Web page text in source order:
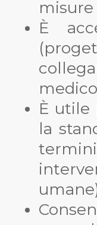
È
È utile
la
termini